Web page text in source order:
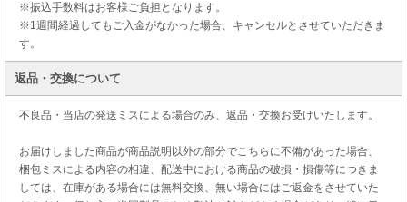
※振込手数料はお客様ご負担となります。
※1週間経過してもご入金がなかった場合、キャンセルとさせていただきま
す。
返品・交換について
不良品・当店の発送ミスによる場合のみ、返品・交換お受けいたします。
お届けしました商品が商品説明以外の部分でこちらに不備があった場合、
梱包ミスによる内容の相違、配送中における商品の破損・損傷等につきま
しては、在庫がある場合には無料交換、無い場合にはご返金をさせていた